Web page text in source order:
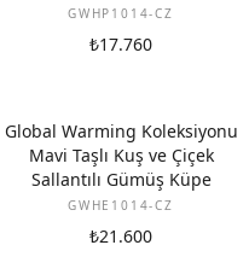
GWHP1014-CZ
₺17.760
Global Warming Koleksiyonu
Mavi Taşlı Kuş ve Çiçek
Sallantılı Gümüş Küpe
GWHE1014-CZ
₺21.600